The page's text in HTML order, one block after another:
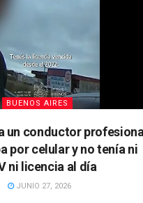
BUENOS AIRES
un conductor profesional
por celular y no tenía ni
ni licencia al día
JUNIO 27, 2026